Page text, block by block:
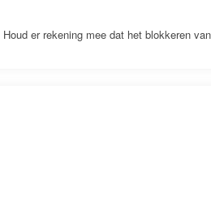
er rekening mee dat het blokkeren